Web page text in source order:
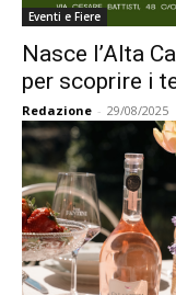
Eventi e Fiere
Nasce l’Alta
per scoprire i
Redazione - 29/08/2025